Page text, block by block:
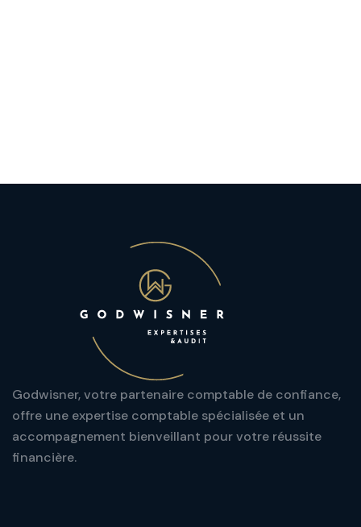
Godwisner, votre partenaire comptable de confiance,
offre une expertise comptable spécialisée et un
accompagnement bienveillant pour votre réussite
financière.